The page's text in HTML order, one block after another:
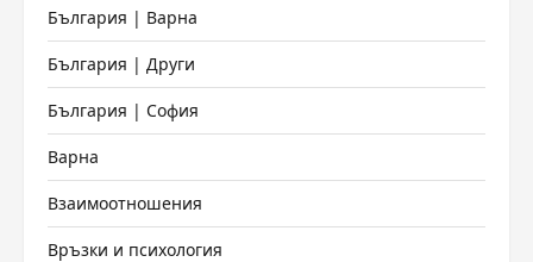
България | Варна
България | Други
България | София
Варна
Взаимоотношения
Връзки и психология